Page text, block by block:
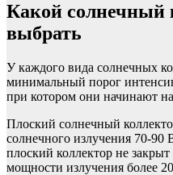
Какой солнечный
выбрать
У каждого вида солнечных
минимальный порог
при котором они начинают
Плоский солнечный
солнечного излучения 70-
плоский коллектор не
мощности излучения более